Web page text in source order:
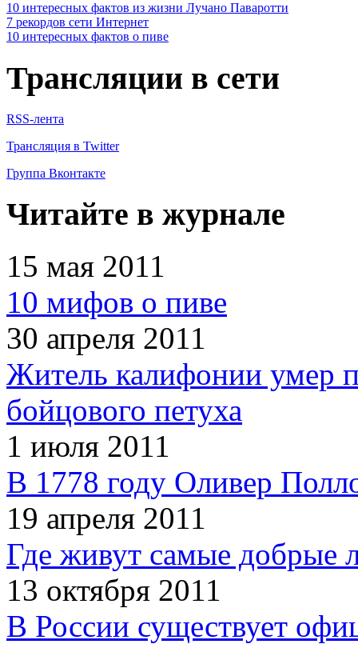
10 интересных фактов из жизни Лучано Паваротти
7 рекордов сети Интернет
10 интересных фактов о пиве
Трансляции в сети
RSS-лента
Трансляция в Twitter
Группа Вконтакте
Читайте в журнале
15 мая 2011
10 мифов о пиве
30 апреля 2011
Житель калифонии умер
бойцового петуха
1 июля 2011
В 1778 году Оливер
19 апреля 2011
Где живут самые добрые
13 октября 2011
В России существует